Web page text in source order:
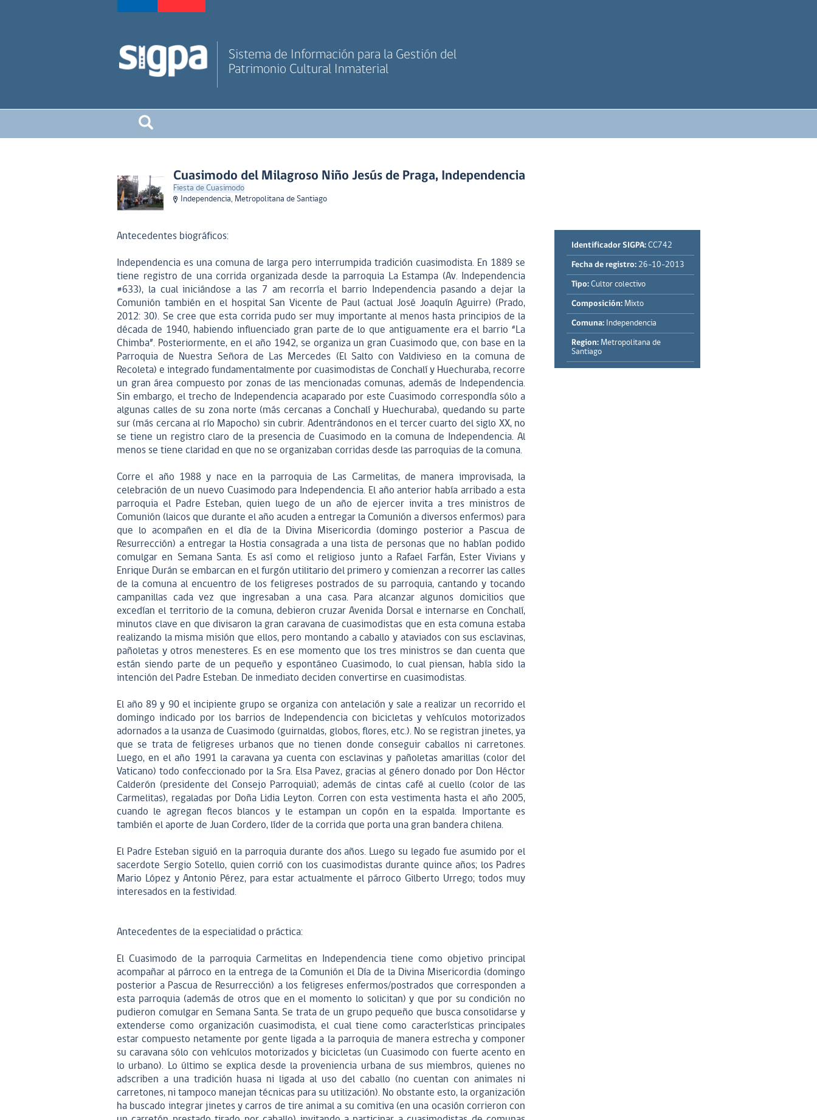
Sistema de Información para la Gestión del
Patrimonio Cultural Inmaterial
Cuasimodo del Milagroso Niño Jesús de Praga, Independencia
Fiesta de Cuasimodo
Independencia, Metropolitana de Santiago
Antecedentes biográficos:
Independencia es una comuna de larga pero interrumpida tradición cuasimodista. En 1889 se
tiene registro de una corrida organizada desde la parroquia La Estampa (Av. Independencia
#633), la cual iniciándose a las 7 am recorría el barrio Independencia pasando a dejar la
Comunión también en el hospital San Vicente de Paul (actual José Joaquín Aguirre) (Prado,
2012: 30). Se cree que esta corrida pudo ser muy importante al menos hasta principios de la
década de 1940, habiendo influenciado gran parte de lo que antiguamente era el barrio “La
Chimba”. Posteriormente, en el año 1942, se organiza un gran Cuasimodo que, con base en la
Parroquia de Nuestra Señora de Las Mercedes (El Salto con Valdivieso en la comuna de
Recoleta) e integrado fundamentalmente por cuasimodistas de Conchalí y Huechuraba, recorre
un gran área compuesto por zonas de las mencionadas comunas, además de Independencia.
Sin embargo, el trecho de Independencia acaparado por este Cuasimodo correspondía sólo a
algunas calles de su zona norte (más cercanas a Conchalí y Huechuraba), quedando su parte
sur (más cercana al río Mapocho) sin cubrir. Adentrándonos en el tercer cuarto del siglo XX, no
se tiene un registro claro de la presencia de Cuasimodo en la comuna de Independencia. Al
menos se tiene claridad en que no se organizaban corridas desde las parroquias de la comuna.
Corre el año 1988 y nace en la parroquia de Las Carmelitas, de manera improvisada, la
celebración de un nuevo Cuasimodo para Independencia. El año anterior había arribado a esta
parroquia el Padre Esteban, quien luego de un año de ejercer invita a tres ministros de
Comunión (laicos que durante el año acuden a entregar la Comunión a diversos enfermos) para
que lo acompañen en el día de la Divina Misericordia (domingo posterior a Pascua de
Resurrección) a entregar la Hostia consagrada a una lista de personas que no habían podido
comulgar en Semana Santa. Es así como el religioso junto a Rafael Farfán, Ester Vivians y
Enrique Durán se embarcan en el furgón utilitario del primero y comienzan a recorrer las calles
de la comuna al encuentro de los feligreses postrados de su parroquia, cantando y tocando
campanillas cada vez que ingresaban a una casa. Para alcanzar algunos domicilios que
excedían el territorio de la comuna, debieron cruzar Avenida Dorsal e internarse en Conchalí,
minutos clave en que divisaron la gran caravana de cuasimodistas que en esta comuna estaba
realizando la misma misión que ellos, pero montando a caballo y ataviados con sus esclavinas,
pañoletas y otros menesteres. Es en ese momento que los tres ministros se dan cuenta que
están siendo parte de un pequeño y espontáneo Cuasimodo, lo cual piensan, había sido la
intención del Padre Esteban. De inmediato deciden convertirse en cuasimodistas.
El año 89 y 90 el incipiente grupo se organiza con antelación y sale a realizar un recorrido el
domingo indicado por los barrios de Independencia con bicicletas y vehículos motorizados
adornados a la usanza de Cuasimodo (guirnaldas, globos, flores, etc.). No se registran jinetes, ya
que se trata de feligreses urbanos que no tienen donde conseguir caballos ni carretones.
Luego, en el año 1991 la caravana ya cuenta con esclavinas y pañoletas amarillas (color del
Vaticano) todo confeccionado por la Sra. Elsa Pavez, gracias al género donado por Don Héctor
Calderón (presidente del Consejo Parroquial); además de cintas café al cuello (color de las
Carmelitas), regaladas por Doña Lidia Leyton. Corren con esta vestimenta hasta el año 2005,
cuando le agregan flecos blancos y le estampan un copón en la espalda. Importante es
también el aporte de Juan Cordero, líder de la corrida que porta una gran bandera chilena.
El Padre Esteban siguió en la parroquia durante dos años. Luego su legado fue asumido por el
sacerdote Sergio Sotello, quien corrió con los cuasimodistas durante quince años; los Padres
Mario López y Antonio Pérez, para estar actualmente el párroco Gilberto Urrego; todos muy
interesados en la festividad.
Antecedentes de la especialidad o práctica:
El Cuasimodo de la parroquia Carmelitas en Independencia tiene como objetivo principal
acompañar al párroco en la entrega de la Comunión el Día de la Divina Misericordia (domingo
posterior a Pascua de Resurrección) a los feligreses enfermos/postrados que corresponden a
esta parroquia (además de otros que en el momento lo solicitan) y que por su condición no
pudieron comulgar en Semana Santa. Se trata de un grupo pequeño que busca consolidarse y
extenderse como organización cuasimodista, el cual tiene como características principales
estar compuesto netamente por gente ligada a la parroquia de manera estrecha y componer
su caravana sólo con vehículos motorizados y bicicletas (un Cuasimodo con fuerte acento en
lo urbano). Lo último se explica desde la proveniencia urbana de sus miembros, quienes no
adscriben a una tradición huasa ni ligada al uso del caballo (no cuentan con animales ni
carretones, ni tampoco manejan técnicas para su utilización). No obstante esto, la organización
ha buscado integrar jinetes y carros de tire animal a su comitiva (en una ocasión corrieron con
Identificador SIGPA: CC742
Fecha de registro: 26-10-2013
Tipo: Cultor colectivo
Composición: Mixto
Comuna: Independencia
Region: Metropolitana de
Santiago